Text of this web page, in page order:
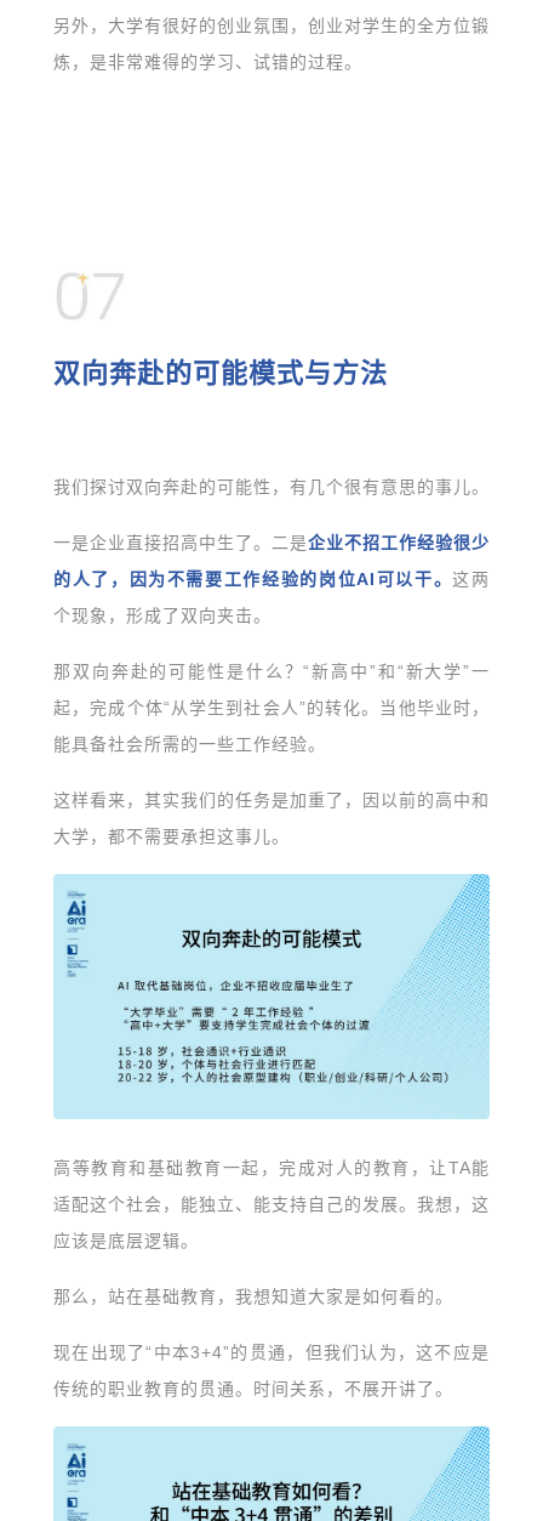
另外，大学有很好的创业氛围，创业对学生的全方位锻
炼，是非常难得的学习、试错的过程。
双向奔赴的可能模式与方法
我们探讨双向奔赴的可能性，有几个很有意思的事儿。
一是企业直接招高中生了。二是企业不招工作经验很少
的人了，因为不需要工作经验的岗位AI可以干。这两
个现象，形成了双向夹击。
那双向奔赴的可能性是什么？“新高中”和“新大学”一
起，完成个体“从学生到社会人”的转化。当他毕业时，
能具备社会所需的一些工作经验。
这样看来，其实我们的任务是加重了，因以前的高中和
大学，都不需要承担这事儿。
高等教育和基础教育一起，完成对人的教育，让TA能
适配这个社会，能独立、能支持自己的发展。我想，这
应该是底层逻辑。
那么，站在基础教育，我想知道大家是如何看的。
现在出现了“中本3+4”的贯通，但我们认为，这不应是
传统的职业教育的贯通。时间关系，不展开讲了。